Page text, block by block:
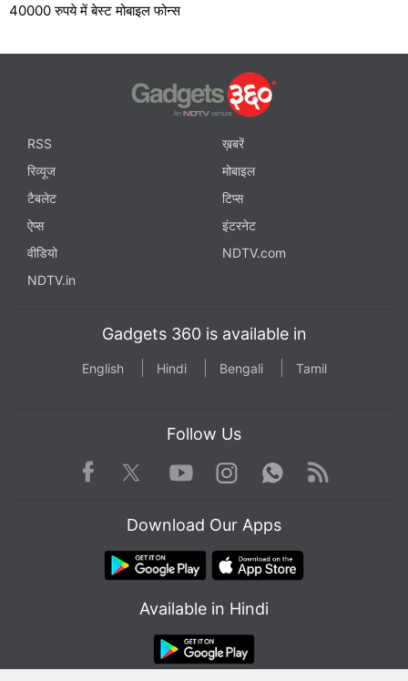
40000 रुपये में बेस्ट मोबाइल फोन्स
RSS
ख़बरें
रिव्यूज
मोबाइल
टैबलेट
टिप्स
ऐप्स
इंटरनेट
वीडियो
NDTV.com
NDTV.in
Gadgets 360 is available in
English Hindi Bengali Tamil
Follow Us
Facebook TwitterYoutube
Instagram WhatsApp
Rss
Download Our Apps
Available in Hindi